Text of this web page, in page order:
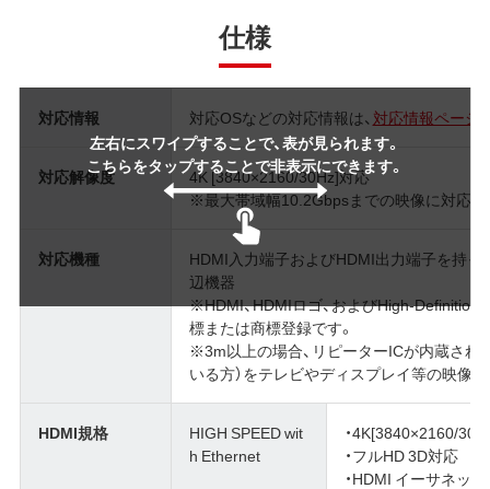
仕様
左右にスワイプすることで、表が見られます。
こちらをタップすることで非表示にできます。
対応情報 対応OSなどの対応情報は、 対応情報ページ
対応解像度
4K [3840×2160/30Hz]対応
※最大帯域幅10.2Gbpsまでの映像に対応し
対応機種
HDMI入力端子およびHDMI出力端子を持っ
辺機器
※HDMI、HDMIロゴ、およびHigh-Definition
標または商標登録です。
※3m以上の場合、リピーターICが内蔵され
いる方）をテレビやディスプレイ等の映像
HDMI規格
HIGH SPEED wit
h Ethernet
・4K[3840×2160/
・フルHD 3D対応
・HDMI イーサネッ